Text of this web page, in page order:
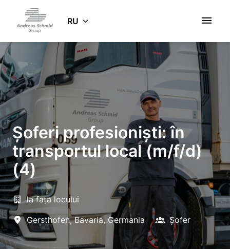
springenStartseite RU
Șoferi profesioniști: în
transportul local (m/f/d)
(4)
la fața locului
Gersthofen, Bavaria, Germania Șofer